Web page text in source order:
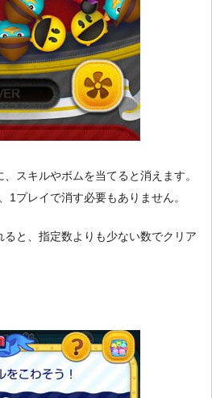
スキルやボムを当てると消えます。
1プレイで消す必要もありません。
と、指定数よりも少ない数でクリア